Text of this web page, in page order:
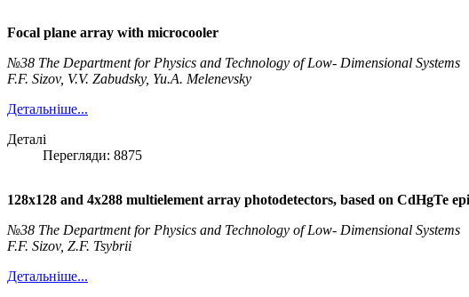
Focal plane array with microcooler
№38 The Department for Physics and Technology of Low- Dimensional Systems
F.F. Sizov, V.V. Zabudsky, Yu.A. Melenevsky
Детальніше...
Деталі
Перегляди: 8875
128х128 and 4х288 multielement array photodetectors, based on CdHgTe
№38 The Department for Physics and Technology of Low- Dimensional Systems
F.F. Sizov, Z.F. Tsybrii
Детальніше...